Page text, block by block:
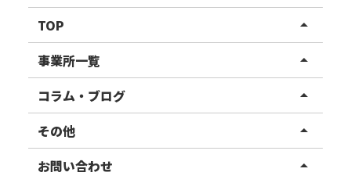
TOP arrow_drop_up
リハスワーク
リハスファーム
事業所一覧 arrow_drop_up
関東エリア
東北エリア
甲信越エリア
コラム・ブログ arrow_drop_up
事業所ブログ
ご利用者様の声
その他 arrow_drop_up
お知らせ
お問い合わせ arrow_drop_up